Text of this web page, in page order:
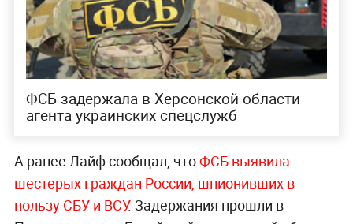
ФСБ задержала в Херсонской области
агента украинских спецслужб
А ранее Лайф сообщал, чтоФСБ выявила
шестерых граждан России, шпионивших в
пользу СБУ и ВСУ. Задержания прошли в